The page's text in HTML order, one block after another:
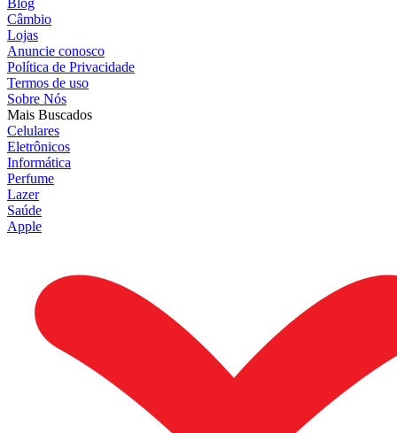
Câmbio
Lojas
Anuncie conosco
Política de Privacidade
Termos de uso
Sobre Nós
Mais Buscados
Celulares
Eletrônicos
Informática
Perfume
Lazer
Saúde
Apple